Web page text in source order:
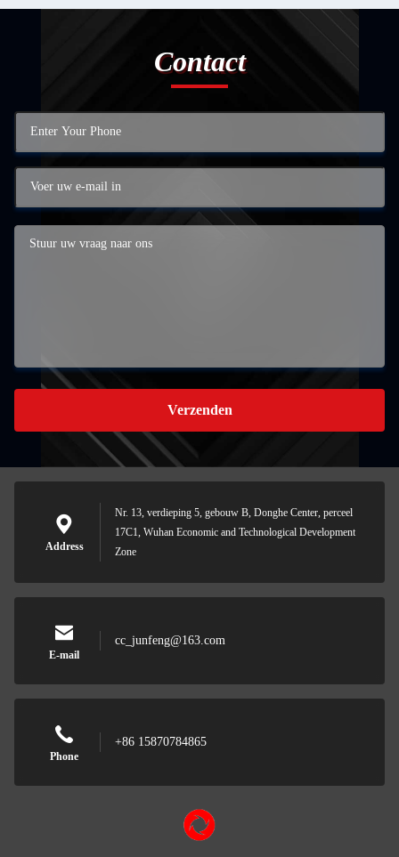
Contact
Verzenden
Address
Nr. 13, verdieping 5, gebouw B, Donghe Center, perceel
17C1, Wuhan Economic and Technological Development
Zone
E-mail
cc_junfeng@163.com
Phone
+86 15870784865